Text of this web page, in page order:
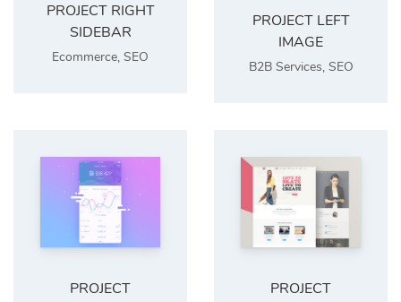
PROJECT RIGHT
SIDEBAR
Ecommerce, SEO
PROJECT LEFT
IMAGE
B2B Services, SEO
PROJECT
PROJECT